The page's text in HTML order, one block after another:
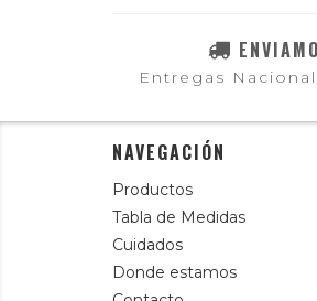
Entregas
NAVEGACIÓN
Productos
Tabla de Medidas
Cuidados
Donde estamos